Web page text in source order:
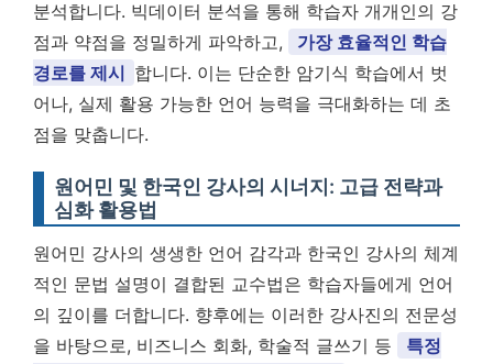
분석합니다. 빅데이터 분석을 통해 학습자 개개인의 강
점과 약점을 정밀하게 파악하고,
가장 효율적인 학습
경로를 제시 합니다. 이는 단순한 암기식 학습에서 벗
어나, 실제 활용 가능한 언어 능력을 극대화하는 데 초
점을 맞춥니다.
원어민 및 한국인 강사의 시너지: 고급 전략과
심화 활용법
원어민 강사의 생생한 언어 감각과 한국인 강사의 체계
적인 문법 설명이 결합된 교수법은 학습자들에게 언어
의 깊이를 더합니다. 향후에는 이러한 강사진의 전문성
을 바탕으로, 비즈니스 회화, 학술적 글쓰기 등
특정